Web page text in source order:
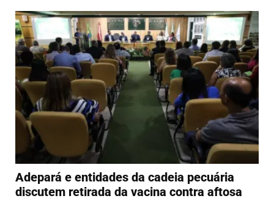
Adepará e entidades da cadeia pecuária
discutem retirada da vacina contra aftosa